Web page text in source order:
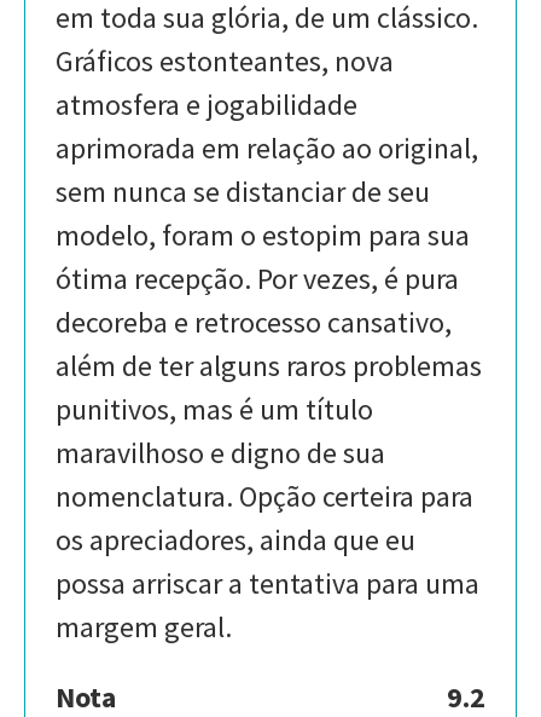
em toda sua glória, de um clássico.
Gráficos estonteantes, nova
atmosfera e jogabilidade
aprimorada em relação ao original,
sem nunca se distanciar de seu
modelo, foram o estopim para sua
ótima recepção. Por vezes, é pura
decoreba e retrocesso cansativo,
além de ter alguns raros problemas
punitivos, mas é um título
maravilhoso e digno de sua
nomenclatura. Opção certeira para
os apreciadores, ainda que eu
possa arriscar a tentativa para uma
margem geral.
Nota
9.2